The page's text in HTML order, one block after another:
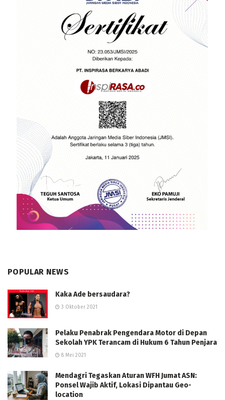
POPULAR NEWS
Kaka Ade bersaudara?
3 Oktober 2021
Pelaku Penabrak Pengendara Motor di Depan
Sekolah YPK Terancam di Hukum 6 Tahun Penjara
8 Mei 2021
Mendagri Tegaskan Aturan WFH Jumat ASN:
Ponsel Wajib Aktif, Lokasi Dipantau Geo-
location